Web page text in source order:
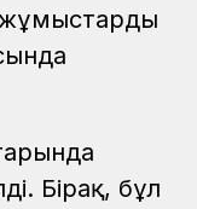
Бірақ, бұл